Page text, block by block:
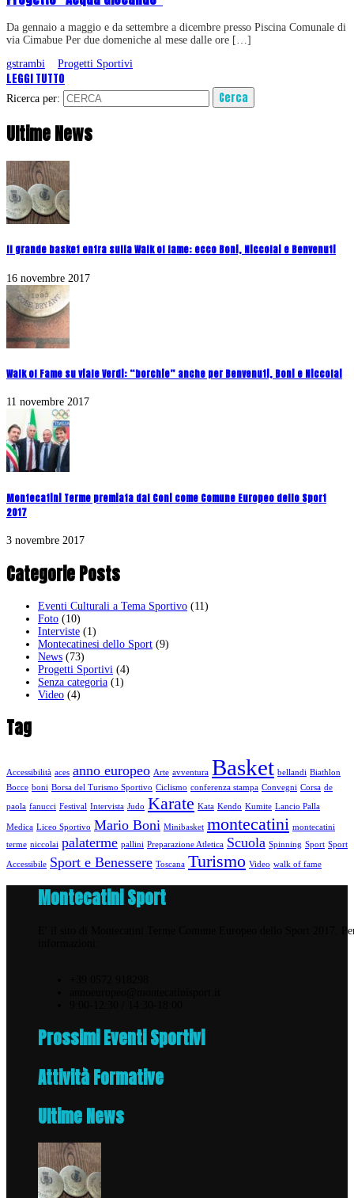
Da gennaio a maggio e da settembre a dicembre presso Piscina Comunale di
via Cimabue Per due domeniche al mese dalle ore […]
gstrambi
Progetti Sportivi
LEGGI TUTTO
Ricerca per:
Ultime News
Il grande basket entra sulla Walk of fame: ecco Boni, Niccolai e Benvenuti
16 novembre 2017
Walk of Fame su viale Verdi: “borchie” anche per Benvenuti, Boni e Niccolai
11 novembre 2017
Montecatini Terme premiata dal Coni come Comune Europeo dello Sport
2017
3 novembre 2017
Categorie Posts
Eventi Culturali a Tema Sportivo (11)
Foto (10)
Interviste (1)
Montecatinesi dello Sport (9)
News (73)
Progetti Sportivi (4)
Senza categoria (1)
Video (4)
Tag
Accessibilità aces anno europeo Arte avventura Basket bellandi Biathlon
Bocce boni Borsa del Turismo Sportivo Ciclismo conferenza stampa Convegni Corsa de
paola fanucci Festival Intervista Judo Karate Kata Kendo Kumite Lancio Palla
Medica Liceo Sportivo Mario Boni Minibasket montecatini montecatini
terme niccolai palaterme pallini Preparazione Atletica Scuola Spinning Sport Sport
Accessibile Sport e Benessere Toscana Turismo Video walk of fame
Montecatini Sport
E' il sito di Montecatini Terme Comune Europeo dello Sport 2017.
Prossimi Eventi Sportivi
Attività Formative
Ultime News